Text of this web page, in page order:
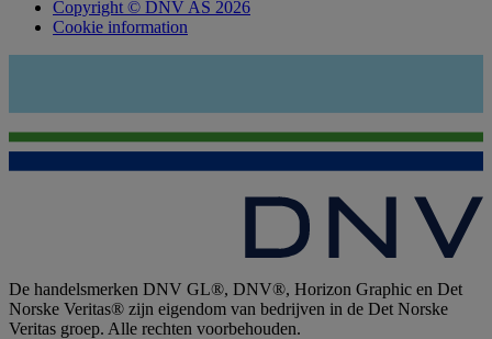
Copyright © DNV AS 2026
Cookie information
De handelsmerken DNV GL®, DNV®, Horizon Graphic en Det
Norske Veritas® zijn eigendom van bedrijven in de Det Norske
Veritas groep. Alle rechten voorbehouden.